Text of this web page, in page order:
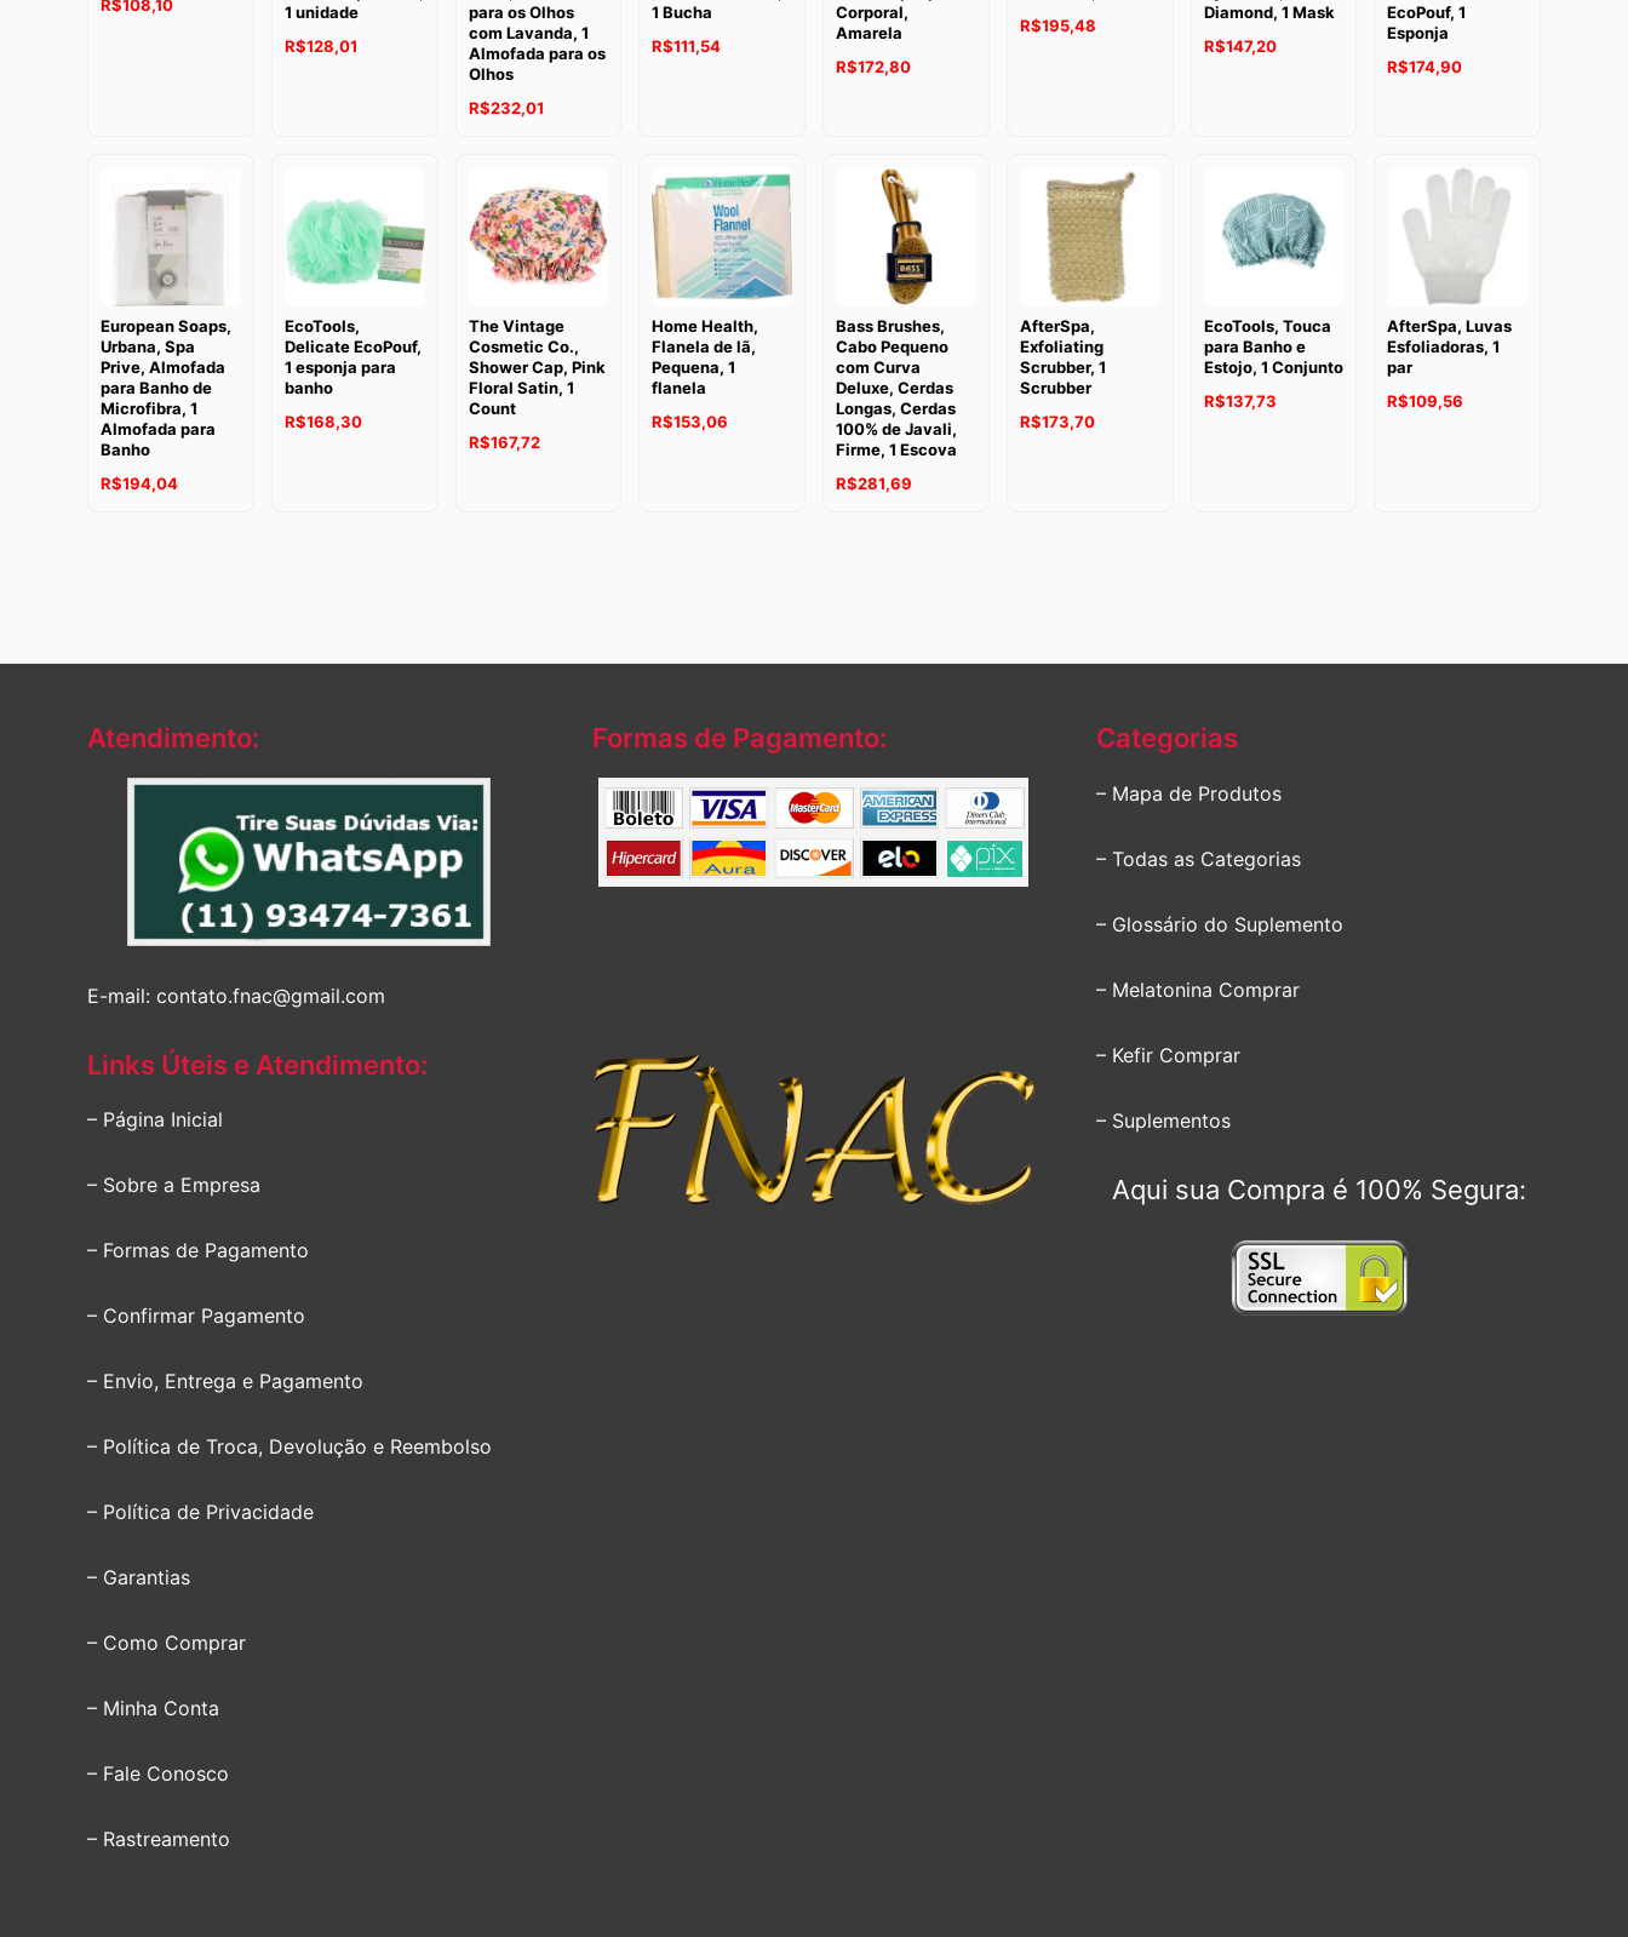
R$108,10
1 unidade
R$128,01
para os Olhos
com Lavanda, 1
Almofada para os
Olhos
R$232,01
1 Bucha
R$111,54
Corporal,
Amarela
R$172,80
R$195,48
Diamond, 1 Mask
R$147,20
EcoPouf, 1
Esponja
R$174,90
European Soaps,
Urbana, Spa
Prive, Almofada
para Banho de
Microfibra, 1
Almofada para
Banho
R$194,04
EcoTools,
Delicate EcoPouf,
1 esponja para
banho
R$168,30
The Vintage
Cosmetic Co.,
Shower Cap, Pink
Floral Satin, 1
Count
R$167,72
Home Health,
Flanela de lã,
Pequena, 1
flanela
R$153,06
Bass Brushes,
Cabo Pequeno
com Curva
Deluxe, Cerdas
Longas, Cerdas
100% de Javali,
Firme, 1 Escova
R$281,69
AfterSpa,
Exfoliating
Scrubber, 1
Scrubber
R$173,70
EcoTools, Touca
para Banho e
Estojo, 1 Conjunto
R$137,73
AfterSpa, Luvas
Esfoliadoras, 1
par
R$109,56
Atendimento:
E-mail: contato.fnac@gmail.com
Links Úteis e Atendimento:
– Página Inicial
– Sobre a Empresa
– Formas de Pagamento
– Confirmar Pagamento
– Envio, Entrega e Pagamento
– Política de Troca, Devolução e Reembolso
– Política de Privacidade
– Garantias
– Como Comprar
– Minha Conta
– Fale Conosco
– Rastreamento
Formas de Pagamento: Categorias
– Mapa de Produtos
– Todas as Categorias
– Glossário do Suplemento
– Melatonina Comprar
– Kefir Comprar
– Suplementos
Aqui sua Compra é 100% Segura: